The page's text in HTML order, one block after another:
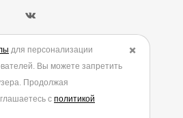
персональных данных
данных
метрическими программами
✖️
для персонализации
Вы можете запретить
Продолжая
с политикой